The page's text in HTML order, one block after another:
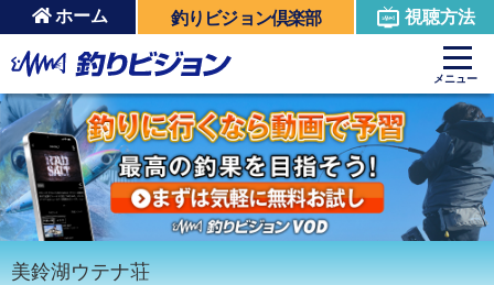
ホーム 釣りビジョン倶楽部 視聴方法
メニュー
美鈴湖ウテナ荘
周辺の施設を見る